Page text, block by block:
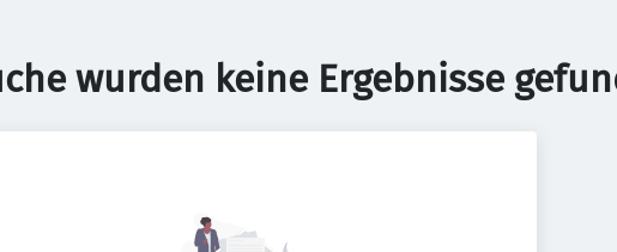
wurden keine Ergebnisse